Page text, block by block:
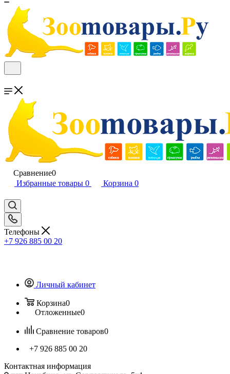
Сравнение0
Избранные товары 0 Корзина 0
Телефоны
+7 926 885 00 20
Личный кабинет
Корзина0
Отложенные0
Сравнение товаров0
+7 926 885 00 20
Контактная информация